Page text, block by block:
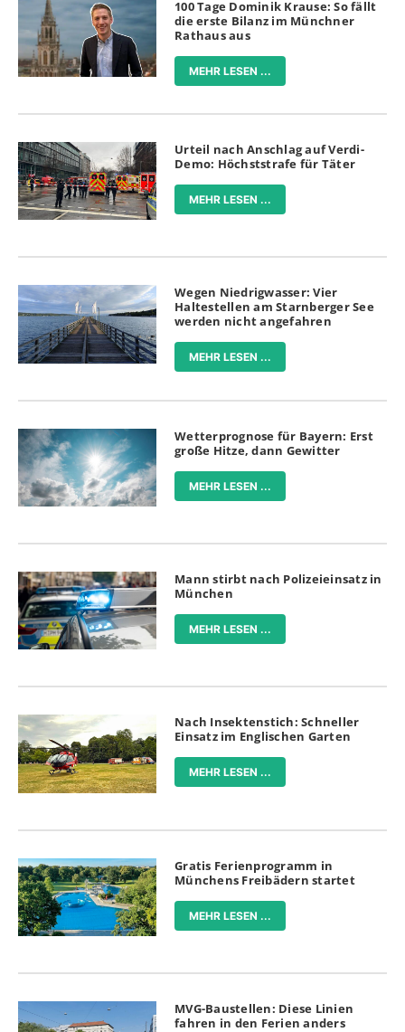
100 Tage Dominik Krause: So fällt
die erste Bilanz im Münchner
Rathaus aus
MEHR LESEN ...
Urteil nach Anschlag auf Verdi-
Demo: Höchststrafe für Täter
MEHR LESEN ...
Wegen Niedrigwasser: Vier
Haltestellen am Starnberger See
werden nicht angefahren
MEHR LESEN ...
Wetterprognose für Bayern: Erst
große Hitze, dann Gewitter
MEHR LESEN ...
Mann stirbt nach Polizeieinsatz in
München
MEHR LESEN ...
Nach Insektenstich: Schneller
Einsatz im Englischen Garten
MEHR LESEN ...
Gratis Ferienprogramm in
Münchens Freibädern startet
MEHR LESEN ...
MVG-Baustellen: Diese Linien
fahren in den Ferien anders